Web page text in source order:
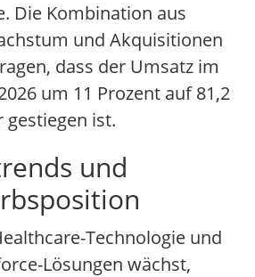
Die Kombination aus
und Akquisitionen
dass der Umsatz im
um 11 Prozent auf 81,2
ist.
und
Technologie und
Lösungen wächst,